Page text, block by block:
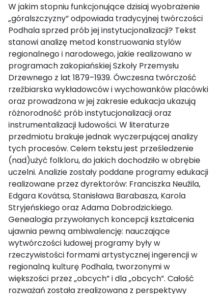
W jakim stopniu funkcjonujące dzisiaj wyobrażenie
„góralszczyzny” odpowiada tradycyjnej twórczości
Podhala sprzed prób jej instytucjonalizacji? Tekst
stanowi analizę metod konstruowania stylów
regionalnego i narodowego, jakie realizowano w
programach zakopiańskiej Szkoły Przemysłu
Drzewnego z lat 1879–1939. Ówczesna twórczość
rzeźbiarska wykładowców i wychowanków placówki
oraz prowadzona w jej zakresie edukacja ukazują
różnorodność prób instytucjonalizacji oraz
instrumentalizacji ludowości. W literaturze
przedmiotu brakuje jednak wyczerpującej analizy
tych procesów. Celem tekstu jest prześledzenie
(nad)użyć folkloru, do jakich dochodziło w obrębie
uczelni. Analizie zostały poddane programy edukacji
realizowane przez dyrektorów: Franciszka Neužila,
Edgara Kovátsa, Stanisława Barabasza, Karola
Stryjeńskiego oraz Adama Dobrodzickiego.
Genealogia przywołanych koncepcji kształcenia
ujawnia pewną ambiwalencję: nauczające
wytwórczości ludowej programy były w
rzeczywistości formami artystycznej ingerencji w
regionalną kulturę Podhala, tworzonymi w
większości przez „obcych” i dla „obcych”. Całość
rozważań została zrealizowana z perspektywy